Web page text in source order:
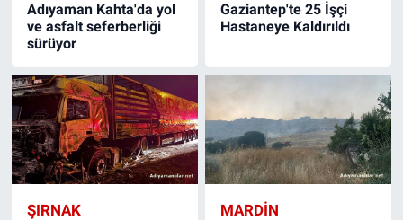
Adıyaman Kahta'da yol
ve asfalt seferberliği
sürüyor
Gaziantep'te 25 İşçi
Hastaneye Kaldırıldı
ŞIRNAK MARDIN